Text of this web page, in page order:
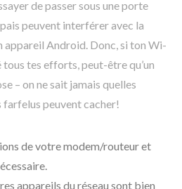
de passer sous une porte
peuvent interférer avec la
Android. Donc, si ton Wi-
tes efforts, peut-être qu’un
– on ne sait jamais quelles
farfelus peuvent cacher!
de votre modem/routeur et
appareils du réseau sont bien